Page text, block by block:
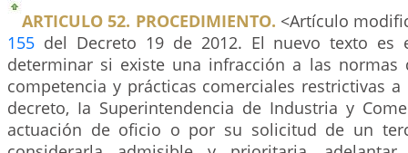
ARTICULO 52. PROCEDIMIENTO. <Artículo
155 del Decreto 19 de 2012. El nuevo texto es
determinar si existe una infracción a las normas
competencia y prácticas comerciales restrictivas
decreto, Ia Superintendencia de Industria y
actuación de oficio o por su solicitud de un